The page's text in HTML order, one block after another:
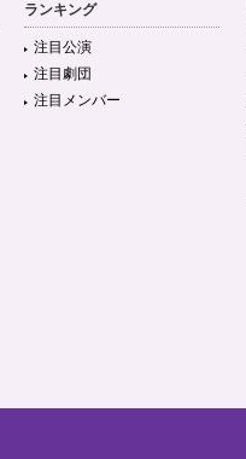
ランキング
注目公演
注目劇団
注目メンバー